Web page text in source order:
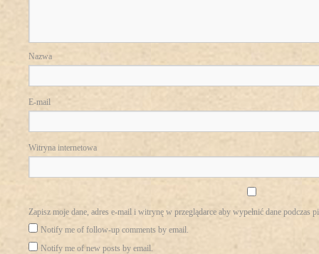
Nazwa
E-mail
Witryna internetowa
Zapisz moje dane, adres e-mail i witrynę w przeglądarce aby wypełnić dane podczas
Notify me of follow-up comments by email.
Notify me of new posts by email.